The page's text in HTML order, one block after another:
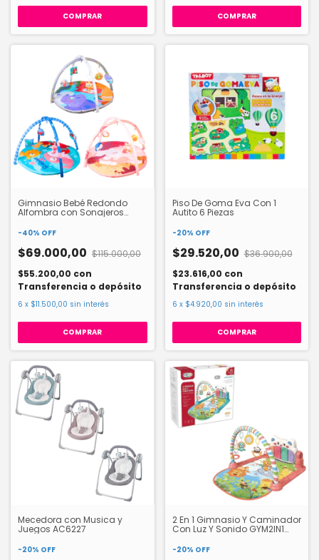
COMPRAR COMPRAR
Gimnasio Bebé Redondo
Alfombra con Sonajeros
-40% OFF
$69.000,00 $115.000,00
$55.200,00 con
Transferencia o depósito
6 x $11.500,00 sin interés
COMPRAR
Piso De Goma Eva Con 1
Autito 6 Piezas
-20% OFF
$29.520,00 $36.900,00
$23.616,00 con
Transferencia o depósito
6 x $4.920,00 sin interés
COMPRAR
Mecedora con Musica y
Juegos AC6227
-20% OFF
2 En 1 Gimnasio Y Caminador
Con Luz Y Sonido GYM2IN1
-20% OFF